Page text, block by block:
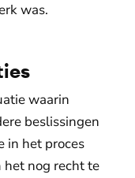
was.
waarin
beslissingen
in het proces
nog recht te